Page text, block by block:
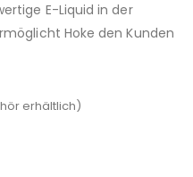
E-Liquid in der
Hoke den Kunden
erhältlich)